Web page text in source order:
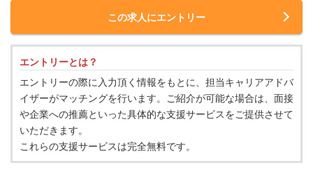
この求人にエントリー
エントリーとは？
エントリーの際に入力頂く情報をもとに、担当キャリアアドバ
イザーがマッチングを行います。ご紹介が可能な場合は、面接
や企業への推薦といった具体的な支援サービスをご提供させて
いただきます。
これらの支援サービスは完全無料です。